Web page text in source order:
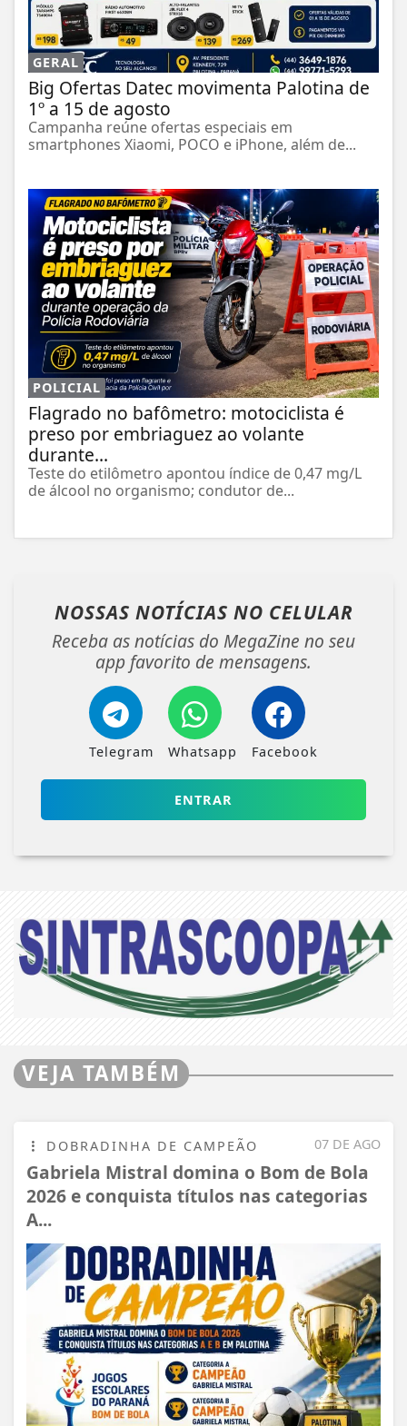
GERAL
Big Ofertas Datec movimenta Palotina de
1º a 15 de agosto
Campanha reúne ofertas especiais em
smartphones Xiaomi, POCO e iPhone, além de...
POLICIAL
Flagrado no bafômetro: motociclista é
preso por embriaguez ao volante
durante...
Teste do etilômetro apontou índice de 0,47 mg/L
de álcool no organismo; condutor de...
NOSSAS NOTÍCIAS NO CELULAR
Receba as notícias do MegaZine no seu
app favorito de mensagens.
Telegram Whatsapp Facebook
ENTRAR
VEJA TAMBÉM
07 DE AGO
DOBRADINHA DE CAMPEÃO
Gabriela Mistral domina o Bom de Bola
2026 e conquista títulos nas categorias
A...